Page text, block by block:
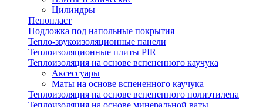
Цилиндры
Пенопласт
Подложка под напольные покрытия
Тепло-звукоизоляционные панели
Теплоизоляционные плиты PIR
Теплоизоляция на основе вспененного каучука
Аксессуары
Маты на основе вспененного каучука
Теплоизоляция на основе вспененного полиэтилена
Теплоизоляция на основе минеральной ваты